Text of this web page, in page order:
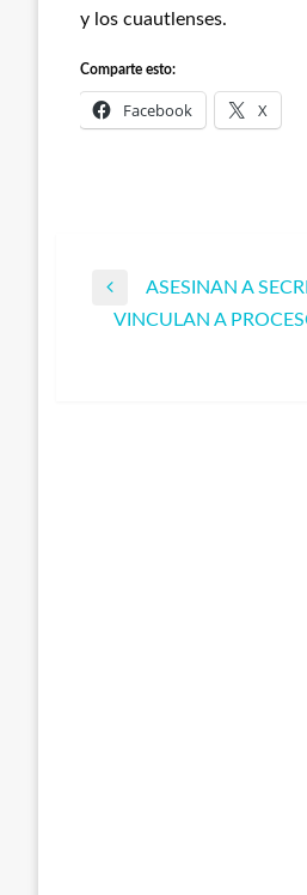
y los cuautlenses.
Comparte esto:
Facebook X
Entrada
anterior
ASESINAN A
VINCULAN A